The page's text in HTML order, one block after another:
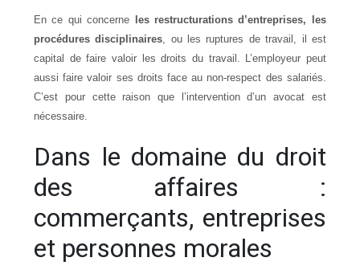
En ce qui concerne
les restructurations d’entreprises, les
procédures disciplinaires, ou les ruptures de travail, il est
capital de faire valoir les droits du travail. L’employeur peut
aussi faire valoir ses droits face au non-respect des salariés.
C’est pour cette raison que l’intervention d’un avocat est
nécessaire.
Dans le domaine du droit
des affaires :
commerçants, entreprises
et personnes morales